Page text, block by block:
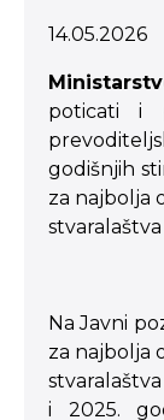
14.05.2026
poticati i
godišnjih
za najbolja
Na Javni
za najbolja
i 2025.